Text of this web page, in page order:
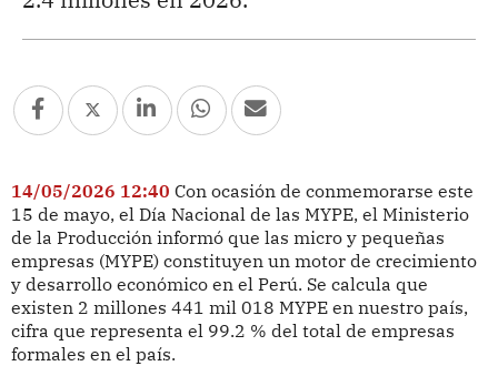
14/05/2026 12:40 Con ocasión de conmemorarse este
15 de mayo, el Día Nacional de las MYPE, el Ministerio
de la Producción informó que las micro y pequeñas
empresas (MYPE) constituyen un motor de crecimiento
y desarrollo económico en el Perú. Se calcula que
existen 2 millones 441 mil 018 MYPE en nuestro país,
cifra que representa el 99.2 % del total de empresas
formales en el país.